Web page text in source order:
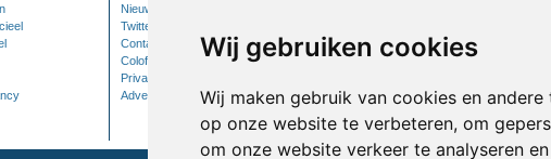
Wij gebruiken cookies
Wij maken gebruik van cookies en
op onze website te verbeteren, om
om onze website verkeer te analyseren
Nieuwsbrief
Twitter
Contact
Colofon
Privacy
Adverteren